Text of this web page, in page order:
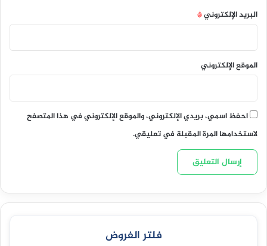
البريد الإلكتروني*
الموقع الإلكتروني
احفظ اسمي، بريدي الإلكتروني، والموقع الإلكتروني في هذا المتصفح
لاستخدامها المرة المقبلة في تعليقي.
فلتر الفروض